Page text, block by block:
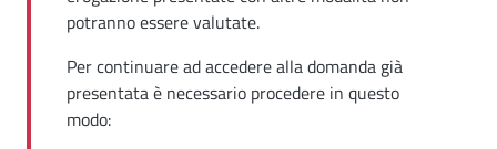
potranno essere valutate.
Per continuare ad accedere alla domanda già
presentata è necessario procedere in questo
modo: